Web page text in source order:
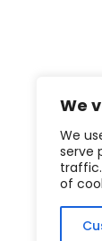
We
We
serve
of